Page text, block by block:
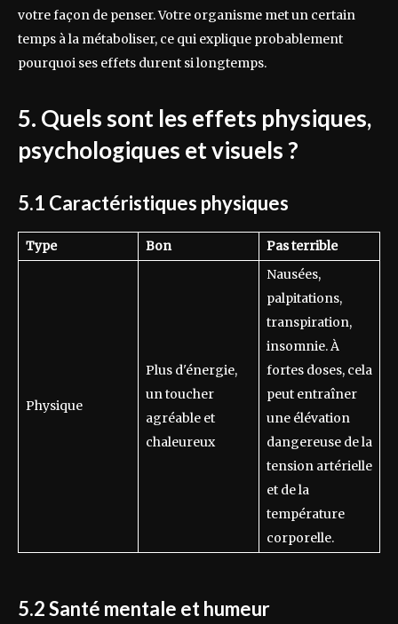
votre façon de penser. Votre organisme met un certain
temps à la métaboliser, ce qui explique probablement
pourquoi ses effets durent si longtemps.
5. Quels sont les effets physiques,
psychologiques et visuels ?
5.1 Caractéristiques physiques
Type Bon Pas terrible
Physique
Plus d'énergie,
un toucher
agréable et
chaleureux
Nausées,
palpitations,
transpiration,
insomnie. À
fortes doses, cela
peut entraîner
une élévation
dangereuse de la
tension artérielle
et de la
température
corporelle.
5.2 Santé mentale et humeur